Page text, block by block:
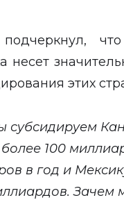
что
несет
этих
субсидируем
100
в год и
Зачем